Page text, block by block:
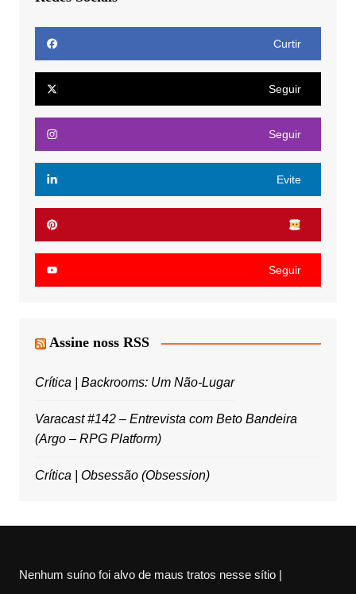
Curtir
Seguir
Seguir
Evite
Seguir
Assine noss RSS
Crítica | Backrooms: Um Não-Lugar
Varacast #142 – Entrevista com Beto Bandeira
(Argo – RPG Platform)
Crítica | Obsessão (Obsession)
Nenhum suíno foi alvo de maus tratos nesse sítio |